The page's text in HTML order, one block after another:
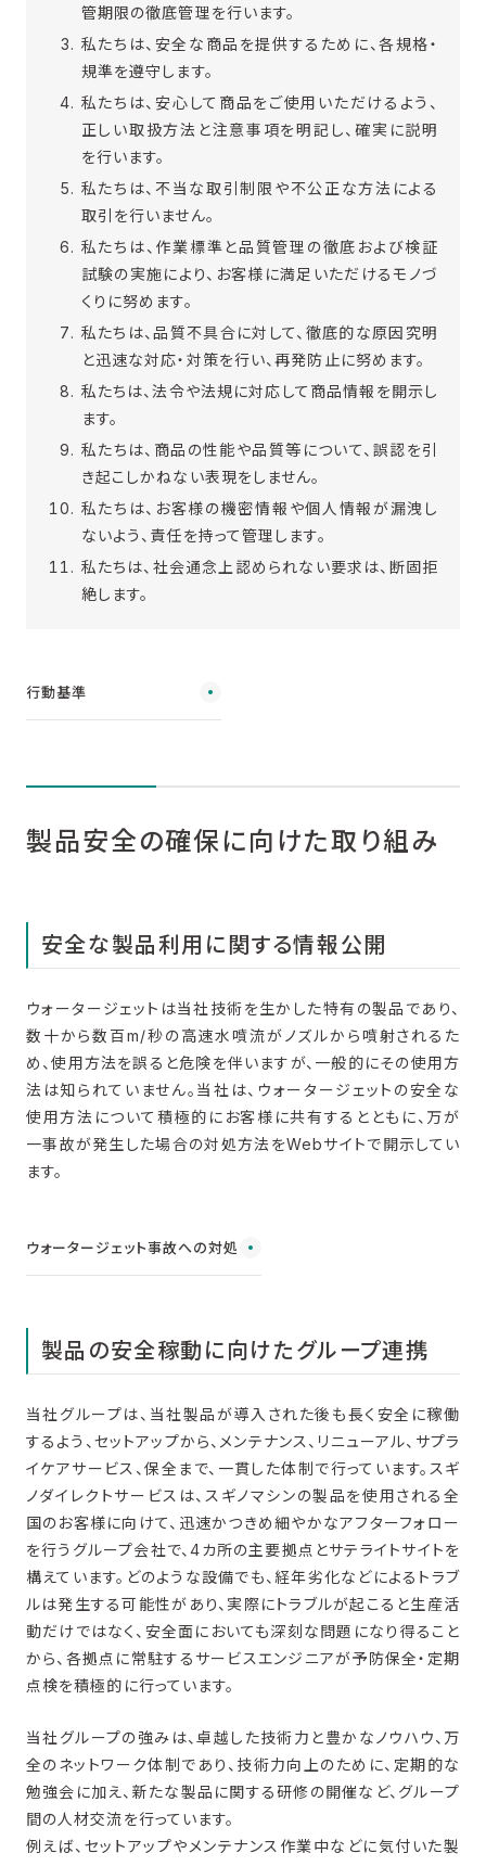
管期限の徹底管理を行います。
私たちは、安全な商品を提供するために、各規格・
規準を遵守します。
私たちは、安心して商品をご使用いただけるよう、
正しい取扱方法と注意事項を明記し、確実に説明
を行います。
私たちは、不当な取引制限や不公正な方法による
取引を行いません。
私たちは、作業標準と品質管理の徹底および検証
試験の実施により、お客様に満足いただけるモノづ
くりに努めます。
私たちは、品質不具合に対して、徹底的な原因究明
と迅速な対応・対策を行い、再発防止に努めます。
私たちは、法令や法規に対応して商品情報を開示し
ます。
私たちは、商品の性能や品質等について、誤認を引
き起こしかねない表現をしません。
私たちは、お客様の機密情報や個人情報が漏洩し
ないよう、責任を持って管理します。
私たちは、社会通念上認められない要求は、断固拒
絶します。
行動基準
製品安全の確保に向けた取り組み
安全な製品利用に関する情報公開
ウォータージェットは当社技術を生かした特有の製品であり、
数十から数百m/秒の高速水噴流がノズルから噴射されるた
め、使用方法を誤ると危険を伴いますが、一般的にその使用方
法は知られていません。当社は、ウォータージェットの安全な
使用方法について積極的にお客様に共有するとともに、万が
一事故が発生した場合の対処方法をWebサイトで開示してい
ます。
ウォータージェット事故への対処
製品の安全稼動に 向けたグループ連携
当社グループは、当社製品が導入された後も長く 安全に稼働
するよう、 セットアップから、メンテナンス、リニューアル、サプラ
イケアサービス、保全まで、一貫した体制で行っています。スギ
ノダイレクトサービスは、スギノマシンの製品を使用される全
国のお客様に向けて、迅速かつきめ細やかなアフターフォロー
を行うグループ会社で、4カ所の主要拠点とサテライトサイトを
構えています。 どのような設備でも、経年劣化などによるトラブ
ルは発生する可能性があり、実際にトラブルが起こると生産活
動だけではなく、安全面においても深刻な問題 になり得ること
から、各拠点に常駐するサービスエンジニアが予防保全・定期
点検を積極的に行っています。
当社グループの強みは、卓越した技術力と豊かなノウハウ、万
全のネットワーク体制であり、技術力向上のために、 定期的な
勉強会に加え、新たな製品に関する研修の開催など、グループ
間の人材交流を行っています。
例えば、セットアップやメンテナンス作業中などに気付いた製